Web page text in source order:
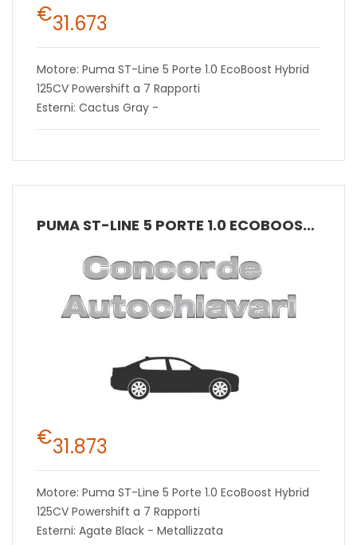
€31.673
Motore: Puma ST-Line 5 Porte 1.0 EcoBoost Hybrid
125CV Powershift a 7 Rapporti
Esterni: Cactus Gray -
PUMA ST-LINE 5 PORTE 1.0 ECOBOOST HYBRID 125CV POWERSHIFT A 7 RAPPORTI
€31.873
Motore: Puma ST-Line 5 Porte 1.0 EcoBoost Hybrid
125CV Powershift a 7 Rapporti
Esterni: Agate Black - Metallizzata